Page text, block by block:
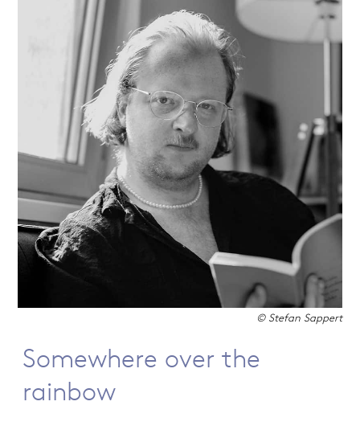
© Stefan Sappert
Somewhere over the
rainbow